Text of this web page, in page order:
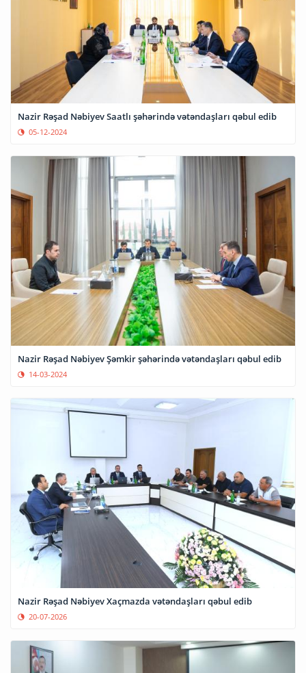
Nazir Rəşad Nəbiyev Saatlı şəhərində vətəndaşları qəbul edib
05-12-2024
Nazir Rəşad Nəbiyev Şəmkir şəhərində vətəndaşları qəbul edib
14-03-2024
Nazir Rəşad Nəbiyev Xaçmazda vətəndaşları qəbul edib
20-07-2026